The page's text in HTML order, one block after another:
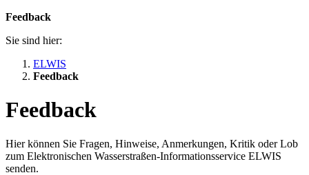
Feedback
Sie sind hier:
ELWIS
Feedback
Feedback
Hier können Sie Fragen, Hinweise, Anmerkungen, Kritik oder Lob
zum Elektronischen Wasserstraßen-Informationsservice ELWIS
senden.